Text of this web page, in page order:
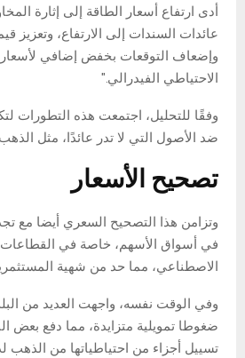
أدى ارتفاع أسعار الطاقة إلى إثارة
عائدات السندات إلى الارتفاع، وتعزيز
وإضعاف التوقعات بخفض إضافي لأسعار
الاحتياطي الفيدرالي."
وفقًا للتحليل، اجتمعت هذه التطورات
ضد الأصول التي لا تدر عائدًا، مثل
تصحيح الأسعار
وتزامن هذا التصحيح السعري أيضا مع
في أسواق الأسهم، خاصة في القطاعات
الاصطناعي، مما حد من شهية
وفي الوقت نفسه، واجهت العديد من
ضغوطا تمويلية متزايدة، مما دفع بعض
تسييل أجزاء من احتياطياتها من الذهب